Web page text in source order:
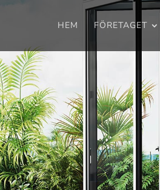
HEM FÖRETAGET